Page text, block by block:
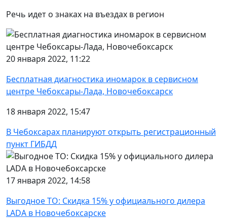
Речь идет о знаках на въездах в регион
20 января 2022, 11:22
Бесплатная диагностика иномарок в сервисном
центре Чебоксары-Лада, Новочебоксарск
18 января 2022, 15:47
В Чебоксарах планируют открыть регистрационный
пункт ГИБДД
17 января 2022, 14:58
Выгодное ТО: Скидка 15% у официального дилера
LADA в Новочебоксарске